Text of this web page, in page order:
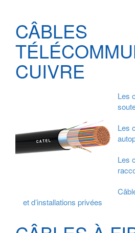
CÂBLES
CUIVRE
Les
Les
Les
et d’installations privées